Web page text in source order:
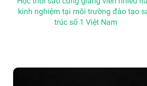
kinh nghiệm tại môi trường đào tạo
trúc số 1 Việt Nam